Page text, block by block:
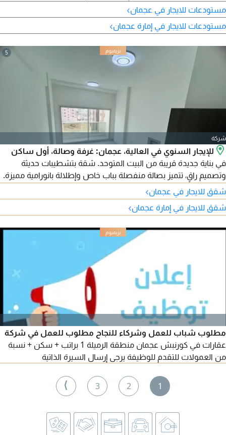
درهماً.
مستودعات للايجار في عجمان›
مستودعات للايجار في إمارة عجمان›
5
شركة
للإيجار السنوي في العالية، عجمان: غرفة وصالة، أول ساكن
في بناية جديدة قريبة من البيت المتوحد. شقة بتشطيبات حديثة
وتصميم راقٍ، تتميز بصالة منفصلة بباب خاص وإطلالة بانورامية مميزة.
تحتوي على غرفة ماستر، حمامين، ومطبخ بمساحة كبيرة جدًا، مع
تقسيمات ممتازة ومساحات مريحة. نظام تكييف وتبريد مركزي، موقع
شقق للايجار في عجمان›
شقق للايجار في إمارة عجمان›
مطلوب شباب للعمل وشركاء للنجاح مطلوب للعمل في شركة
عقارات في كورنبش عجمان منطقة الرميلة 1 براتب + سكن + نسبة
من العمولات للتقدم للوظيفة يرجى إرسال السيرة الذاتية
1
2
3
⟩